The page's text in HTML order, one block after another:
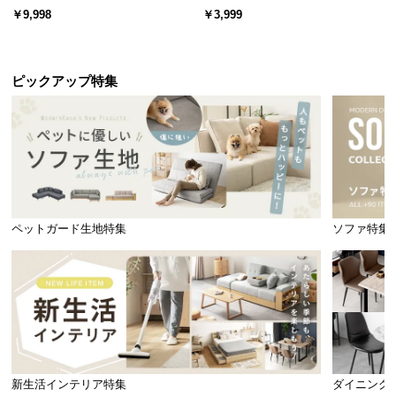
ード 木目/石目調 オープン収納・
引き出し収納付き
￥9,998
スチール 4段階高さ調節 サイドフ
ック オープンラック シンプル
￥3,999
ピックアップ特集
ペットガード生地特集 ソファ特集
新生活インテリア特集 ダイニング